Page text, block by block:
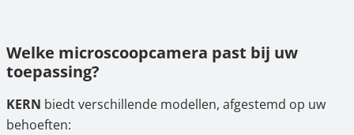
Welke microscoopcamera past bij uw
toepassing?
KERN biedt verschillende modellen, afgestemd op uw
behoeften: